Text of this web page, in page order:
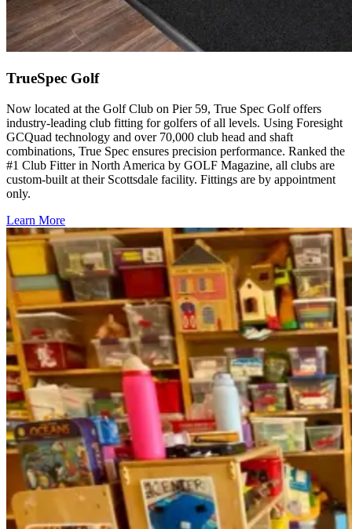
TrueSpec Golf​​​​‌ ‍ ​‍​‍‌‍ ‌ ​‍‌‍‍‌‌‍‌ ‌‍‍‌‌‍ ‍​‍​‍​ ‍‍​‍​‍‌ ​ ‌‍​‌‌‍ ‍‌‍‍‌‌ ‌​‌ ‍‌​‍ ‍‌‍‍‌‌‍ ​‍​‍​‍ ​​‍​‍‌‍‍​‌ ​‍‌‍‌‌‌‍‌‍​‍​‍​ ‍‍​‍​‍‌‍‍​‌ ‌​‌ ‌​‌ ​​‌ ​ ​ ‍‍​‍ ​‍ ‌‍​ ‌‍‍​‌‍‌‌‌‍ ​‌ ​ ‌‍‌‌‌‍​‌‌ ​​‌‍‍‌‌‍‌‌‌ ​‍‌ ​ ​‍ ‍‌ ​ ‌‍​‌‌‍ ‍‌‍‍‌‌ ‌​‌ ‍‌​‍ ‍‌ ​ ‌ ‌​‌ ‌‌‌‍‌​‌‍‍‌‌‍ ​‍ ‌‍‍‌‌‍ ‍‌ ‌​‌‍‌‌‌‍ ‍‌ ‌​​‍ ‌‍‌‌‌‍‌​‌‍‍‌‌ ‌​​‍ ‌‍ ‌‌‍ ‌‍‌​‌‍‌‌​ ‌‌ ​​‌ ​‍‌‍‌‌‌ ​ ‌‍‌‌‌‍ ‍‌ ‌​‌‍​‌‌ ‌​‌‍‍‌‌‍ ‌‍ ‍​ ‍ ‌‍‍‌‌‍‌​​ ‌​ ​‍​ ‌‌‌‍​ ‌‍‌‌​ ‌​‌‍​‍‌‍​‍‌‍​‌​‍ ‌​ ‌​​ ​​‌‍​‍​ ‌‍​‍ ‌​ ‌​‌‍‌‍‌‍​‌​ ‍​​‍ ‌‌‍​‌‌‍​‌‌‍‌‌​ ‍‌​‍ ‌​ ‌​​ ‌‌​ ‌ ​ ‌‌​ ‍‌​ ‌‌​ ‍‌‌‍​ ‌‍​‍​ ‌ ‌‍‌​​ ​ ​ ‍ ‌ ‌​‌ ‍‌‌ ​​‌‍‌‌​ ‌‌ ​​‌‍​‌‌‍‌ ‌‍‌‌​ ‍ ‌ ​​‌‍​‌‌ ‌​‌‍‍​​ ‌‌ ​​‌‍​‌‌‍‌ ‌‍‌‌‌​​‍‌ ‌‌‌‍‍‌‌‍ ​‌‍‌​‌‍‌‌‌ ​‍​‍‌‌​ ‌‌‌​​‍‌‌ ‌‍‍ ‌‍‌‌‌ ‍‌​‍‌‌​ ​ ‌​‌​​‍‌‌​ ​ ‌​‌​​‍‌‌​ ​‍​ ​‍​ ‍​​ ​ ‌‍​‍‌‍​‌​ ‍​​ ​ ‌‍‌​​ ‌ ​ ‍​​ ‍​​ ‍​‌‍​‍​‍‌‌​ ​‍​ ​‍​‍‌‌​ ‌‌‌​‌​​‍ ‍‌‍​ ‌‍​‌‌ ​‍‌‍ ‌ ‌‌‌ ​ ‌‍‌‌‌‍ ​‌​‍‌‌ ‌​‌‍‌‌‌‍ ‌‌ ​ ​‍‌‌​ ‌‌‌​​‍‌‌ ‌‍‍ ‌‍‌‌‌ ‍‌​‍‌‌​ ​ ‌​‌​​‍‌‌​ ​ ‌​‌​​‍‌‌​ ​‍​ ​‍​ ‌‌​ ​‍​ ‍‌‌‍​‍‌‍‌‌​ ‌‍​ ​ ​ ​‍​ ​‍‌‍‌‌‌‍​‌‌‍‌​‌‍‌‍‌‍‌‍​ ‌‍​ ‌ ‌‍‌​​ ‌‌‌‍​ ​ ‌​​ ​‌​ ​‌‌‍‌‍​ ​ ​ ‌​​ ​ ‌‍‌‌​ ‍​​ ​‍​ ​‌​ ‍‌‌‍‌‌​‍‌‌​ ​‍​ ​‍​‍‌‌​ ‌‌‌​‌​​‍ ‍‌‍​ ‌‍​‌‌ ​‍‌‍‌​‌‌‌​‌‍‍‌‌ ‌​‌‍ ​‌‍‌‌​ ‌‍​‍‌‍​‌‌ ​ ‌‍‌‌‌‌‌‌‌ ​‍‌‍ ​​ ‌‌‍‍​‌ ‌​‌ ‌​‌ ​​‌ ​ ​‍‌‌​ ​ ‌​​‌​‍‌‌​ ​‍‌​‌‍​‍‌‌​ ​‍‌​‌‍‌‍​ ‌‍‍​‌‍‌‌‌‍ ​‌ ​ ‌‍‌‌‌‍​‌‌ ​​‌‍‍‌‌‍‌‌‌ ​‍‌ ​ ​‍ ‍‌ ​ ‌‍​‌‌‍ ‍‌‍‍‌‌ ‌​‌ ‍‌​‍ ‍‌ ​ ‌ ‌​‌ ‌‌‌‍‌​‌‍‍‌‌‍ ​‍‌‍‌‍‍‌‌‍‌​​ ‌​ ​‍​ ‌‌‌‍​ ‌‍‌‌​ ‌​‌‍​‍‌‍​‍‌‍​‌​‍ ‌​ ‌​​ ​​‌‍​‍​ ‌‍​‍ ‌​ ‌​‌‍‌‍‌‍​‌​ ‍​​‍ ‌‌‍​‌‌‍​‌‌‍‌‌​ ‍‌​‍ ‌​ ‌​​ ‌‌​ ‌ ​ ‌‌​ ‍‌​ ‌‌​ ‍‌‌‍​ ‌‍​‍​ ‌ ‌‍‌​​ ​ ​‍‌‍‌ ‌​‌ ‍‌‌ ​​‌‍‌‌​ ‌‌ ​​‌‍​‌‌‍‌ ‌‍‌‌​‍‌‍‌ ​​‌‍​‌‌ ‌​‌‍‍​​ ‌‌ ​​‌‍​‌‌‍‌ ‌‍‌‌‌​​‍‌ ‌‌‌‍‍‌‌‍ ​‌‍‌​‌‍‌‌‌ ​‍​‍‌‌​ ‌‌‌​​‍‌‌ ‌‍‍ ‌‍‌‌‌ ‍‌​‍‌‌​ ​ ‌​‌​​‍‌‌​ ​ ‌​‌​​‍‌‌​ ​‍​ ​‍​ ‍​​ ​ ‌‍​‍‌‍​‌​ ‍​​ ​ ‌‍‌​​ ‌ ​ ‍​​ ‍​​ ‍​‌‍​‍​‍‌‌​ ​‍​ ​‍​‍‌‌​ ‌‌‌​‌​​‍ ‍‌‍​ ‌‍​‌‌ ​‍‌‍ ‌ ‌‌‌ ​ ‌‍‌‌‌‍ ​‌​‍‌‌ ‌​‌‍‌‌‌‍ ‌‌ ​ ​‍‌‌​ ‌‌‌​​‍‌‌ ‌‍‍ ‌‍‌‌‌ ‍‌​‍‌‌​ ​ ‌​‌​​‍‌‌​ ​ ‌​‌​​‍‌‌​ ​‍​ ​‍​ ‌‌​ ​‍​ ‍‌‌‍​‍‌‍‌‌​ ‌‍​ ​ ​ ​‍​ ​‍‌‍‌‌‌‍​‌‌‍‌​‌‍‌‍‌‍‌‍​ ‌‍​ ‌ ‌‍‌​​ ‌‌‌‍​ ​ ‌​​ ​‌​ ​‌‌‍‌‍​ ​ ​ ‌​​ ​ ‌‍‌‌​ ‍​​ ​‍​ ​‌​ ‍‌‌‍‌‌​‍‌‌​ ​‍​ ​‍​‍‌‌​ ‌‌‌​‌​​‍ ‍‌‍​ ‌‍​‌‌ ​‍‌‍‌​‌‌‌​‌‍‍‌‌ ‌​‌‍ ​‌‍‌‌​‍‌‍‌ ​​‌‍‌‌‌ ​‍‌ ​ ‌ ​​‌‍‌‌‌‍​ ‌ ‌​‌‍‍‌‌ ‌‍‌‍‌‌​ ‌‌ ​​‌ ‌‌‌‍​‍‌‍ ​‌‍‍‌‌ ​ ‌‍‍​‌‍‌‌‌‍‌​​‍​‍‌ ‌
Now located at the Golf Club on Pier 59, True Spec Golf offers
industry-leading club fitting for golfers of all levels. Using Foresight
GCQuad technology and over 70,000 club head and shaft
combinations, True Spec ensures precision performance. Ranked the
#1 Club Fitter in North America by GOLF Magazine, all clubs are
custom-built at their Scottsdale facility. Fittings are by appointment
only.​​​​‌ ‍ ​‍​‍‌‍ ‌ ​‍‌‍‍‌‌‍‌ ‌‍‍‌‌‍ ‍​‍​‍​ ‍‍​‍​‍‌ ​ ‌‍​‌‌‍ ‍‌‍‍‌‌ ‌​‌ ‍‌​‍ ‍‌‍‍‌‌‍ ​‍​‍​‍ ​​‍​‍‌‍‍​‌ ​‍‌‍‌‌‌‍‌‍​‍​‍​ ‍‍​‍​‍‌‍‍​‌ ‌​‌ ‌​‌ ​​‌ ​ ​ ‍‍​‍ ​‍ ‌‍​ ‌‍‍​‌‍‌‌‌‍ ​‌ ​ ‌‍‌‌‌‍​‌‌ ​​‌‍‍‌‌‍‌‌‌ ​‍‌ ​ ​‍ ‍‌ ​ ‌‍​‌‌‍ ‍‌‍‍‌‌ ‌​‌ ‍‌​‍ ‍‌ ​ ‌ ‌​‌ ‌‌‌‍‌​‌‍‍‌‌‍ ​‍ ‌‍‍‌‌‍ ‍‌ ‌​‌‍‌‌‌‍ ‍‌ ‌​​‍ ‌‍‌‌‌‍‌​‌‍‍‌‌ ‌​​‍ ‌‍ ‌‌‍ ‌‍‌​‌‍‌‌​ ‌‌ ​​‌ ​‍‌‍‌‌‌ ​ ‌‍‌‌‌‍ ‍‌ ‌​‌‍​‌‌ ‌​‌‍‍‌‌‍ ‌‍ ‍​ ‍ ‌‍‍‌‌‍‌​​ ‌​ ​‍​ ‌‌‌‍​ ‌‍‌‌​ ‌​‌‍​‍‌‍​‍‌‍​‌​‍ ‌​ ‌​​ ​​‌‍​‍​ ‌‍​‍ ‌​ ‌​‌‍‌‍‌‍​‌​ ‍​​‍ ‌‌‍​‌‌‍​‌‌‍‌‌​ ‍‌​‍ ‌​ ‌​​ ‌‌​ ‌ ​ ‌‌​ ‍‌​ ‌‌​ ‍‌‌‍​ ‌‍​‍​ ‌ ‌‍‌​​ ​ ​ ‍ ‌ ‌​‌ ‍‌‌ ​​‌‍‌‌​ ‌‌ ​​‌‍​‌‌‍‌ ‌‍‌‌​ ‍ ‌ ​​‌‍​‌‌ ‌​‌‍‍​​ ‌‌ ​​‌‍​‌‌‍‌ ‌‍‌‌‌​​‍‌ ‌‌‌‍‍‌‌‍ ​‌‍‌​‌‍‌‌‌ ​‍​‍‌‌​ ‌‌‌​​‍‌‌ ‌‍‍ ‌‍‌‌‌ ‍‌​‍‌‌​ ​ ‌​‌​​‍‌‌​ ​ ‌​‌​​‍‌‌​ ​‍​ ​‍​ ‍​​ ​ ‌‍​‍‌‍​‌​ ‍​​ ​ ‌‍‌​​ ‌ ​ ‍​​ ‍​​ ‍​‌‍​‍​‍‌‌​ ​‍​ ​‍​‍‌‌​ ‌‌‌​‌​​‍ ‍‌‍​ ‌‍​‌‌ ​‍‌‍ ‌ ‌‌‌ ​ ‌‍‌‌‌‍ ​‌​‍‌‌ ‌​‌‍‌‌‌‍ ‌‌ ​ ​‍‌‌​ ‌‌‌​​‍‌‌ ‌‍‍ ‌‍‌‌‌ ‍‌​‍‌‌​ ​ ‌​‌​​‍‌‌​ ​ ‌​‌​​‍‌‌​ ​‍​ ​‍​ ‌‌​ ​‍​ ‍‌‌‍​‍‌‍‌‌​ ‌‍​ ​ ​ ​‍​ ​‍‌‍‌‌‌‍​‌‌‍‌​‌‍‌‍‌‍‌‍​ ‌‍​ ‌ ‌‍‌​​ ‌‌‌‍​ ​ ‌​​ ​‌​ ​‌‌‍‌‍​ ​ ​ ‌​​ ​ ‌‍‌‌​ ‍​​ ​‍​ ​‌​ ‍‌‌‍‌‌​‍‌‌​ ​‍​ ​‍​‍‌‌​ ‌‌‌​‌​​‍ ‍‌‍​ ‌‍​‌‌ ​‍‌‍‌​‌​‌​‌‍‌‌‌ ​ ‌‍​ ‌ ​‍‌‍‍‌‌ ​​‌ ‌​‌‍‍‌‌‍ ‌‍ ‍​ ‌‍​‍‌‍​‌‌ ​ ‌‍‌‌‌‌‌‌‌ ​‍‌‍ ​​ ‌‌‍‍​‌ ‌​‌ ‌​‌ ​​‌ ​ ​‍‌‌​ ​ ‌​​‌​‍‌‌​ ​‍‌​‌‍​‍‌‌​ ​‍‌​‌‍‌‍​ ‌‍‍​‌‍‌‌‌‍ ​‌ ​ ‌‍‌‌‌‍​‌‌ ​​‌‍‍‌‌‍‌‌‌ ​‍‌ ​ ​‍ ‍‌ ​ ‌‍​‌‌‍ ‍‌‍‍‌‌ ‌​‌ ‍‌​‍ ‍‌ ​ ‌ ‌​‌ ‌‌‌‍‌​‌‍‍‌‌‍ ​‍‌‍‌‍‍‌‌‍‌​​ ‌​ ​‍​ ‌‌‌‍​ ‌‍‌‌​ ‌​‌‍​‍‌‍​‍‌‍​‌​‍ ‌​ ‌​​ ​​‌‍​‍​ ‌‍​‍ ‌​ ‌​‌‍‌‍‌‍​‌​ ‍​​‍ ‌‌‍​‌‌‍​‌‌‍‌‌​ ‍‌​‍ ‌​ ‌​​ ‌‌​ ‌ ​ ‌‌​ ‍‌​ ‌‌​ ‍‌‌‍​ ‌‍​‍​ ‌ ‌‍‌​​ ​ ​‍‌‍‌ ‌​‌ ‍‌‌ ​​‌‍‌‌​ ‌‌ ​​‌‍​‌‌‍‌ ‌‍‌‌​‍‌‍‌ ​​‌‍​‌‌ ‌​‌‍‍​​ ‌‌ ​​‌‍​‌‌‍‌ ‌‍‌‌‌​​‍‌ ‌‌‌‍‍‌‌‍ ​‌‍‌​‌‍‌‌‌ ​‍​‍‌‌​ ‌‌‌​​‍‌‌ ‌‍‍ ‌‍‌‌‌ ‍‌​‍‌‌​ ​ ‌​‌​​‍‌‌​ ​ ‌​‌​​‍‌‌​ ​‍​ ​‍​ ‍​​ ​ ‌‍​‍‌‍​‌​ ‍​​ ​ ‌‍‌​​ ‌ ​ ‍​​ ‍​​ ‍​‌‍​‍​‍‌‌​ ​‍​ ​‍​‍‌‌​ ‌‌‌​‌​​‍ ‍‌‍​ ‌‍​‌‌ ​‍‌‍ ‌ ‌‌‌ ​ ‌‍‌‌‌‍ ​‌​‍‌‌ ‌​‌‍‌‌‌‍ ‌‌ ​ ​‍‌‌​ ‌‌‌​​‍‌‌ ‌‍‍ ‌‍‌‌‌ ‍‌​‍‌‌​ ​ ‌​‌​​‍‌‌​ ​ ‌​‌​​‍‌‌​ ​‍​ ​‍​ ‌‌​ ​‍​ ‍‌‌‍​‍‌‍‌‌​ ‌‍​ ​ ​ ​‍​ ​‍‌‍‌‌‌‍​‌‌‍‌​‌‍‌‍‌‍‌‍​ ‌‍​ ‌ ‌‍‌​​ ‌‌‌‍​ ​ ‌​​ ​‌​ ​‌‌‍‌‍​ ​ ​ ‌​​ ​ ‌‍‌‌​ ‍​​ ​‍​ ​‌​ ‍‌‌‍‌‌​‍‌‌​ ​‍​ ​‍​‍‌‌​ ‌‌‌​‌​​‍ ‍‌‍​ ‌‍​‌‌ ​‍‌‍‌​‌​‌​‌‍‌‌‌ ​ ‌‍​ ‌ ​‍‌‍‍‌‌ ​​‌ ‌​‌‍‍‌‌‍ ‌‍ ‍​‍‌‍‌ ​​‌‍‌‌‌ ​‍‌ ​ ‌ ​​‌‍‌‌‌‍​ ‌ ‌​‌‍‍‌‌ ‌‍‌‍‌‌​ ‌‌ ​​‌ ‌‌‌‍​‍‌‍ ​‌‍‍‌‌ ​ ‌‍‍​‌‍‌‌‌‍‌​​‍​‍‌ ‌
Learn More​​​​‌ ‍ ​‍​‍‌‍ ‌ ​‍‌‍‍‌‌‍‌ ‌‍‍‌‌‍ ‍​‍​‍​ ‍‍​‍​‍‌ ​ ‌‍​‌‌‍ ‍‌‍‍‌‌ ‌​‌ ‍‌​‍ ‍‌‍‍‌‌‍ ​‍​‍​‍ ​​‍​‍‌‍‍​‌ ​‍‌‍‌‌‌‍‌‍​‍​‍​ ‍‍​‍​‍‌‍‍​‌ ‌​‌ ‌​‌ ​​‌ ​ ​ ‍‍​‍ ​‍ ‌‍​ ‌‍‍​‌‍‌‌‌‍ ​‌ ​ ‌‍‌‌‌‍​‌‌ ​​‌‍‍‌‌‍‌‌‌ ​‍‌ ​ ​‍ ‍‌ ​ ‌‍​‌‌‍ ‍‌‍‍‌‌ ‌​‌ ‍‌​‍ ‍‌ ​ ‌ ‌​‌ ‌‌‌‍‌​‌‍‍‌‌‍ ​‍ ‌‍‍‌‌‍ ‍‌ ‌​‌‍‌‌‌‍ ‍‌ ‌​​‍ ‌‍‌‌‌‍‌​‌‍‍‌‌ ‌​​‍ ‌‍ ‌‌‍ ‌‍‌​‌‍‌‌​ ‌‌ ​​‌ ​‍‌‍‌‌‌ ​ ‌‍‌‌‌‍ ‍‌ ‌​‌‍​‌‌ ‌​‌‍‍‌‌‍ ‌‍ ‍​ ‍ ‌‍‍‌‌‍‌​​ ‌​ ​‍​ ‌‌‌‍​ ‌‍‌‌​ ‌​‌‍​‍‌‍​‍‌‍​‌​‍ ‌​ ‌​​ ​​‌‍​‍​ ‌‍​‍ ‌​ ‌​‌‍‌‍‌‍​‌​ ‍​​‍ ‌‌‍​‌‌‍​‌‌‍‌‌​ ‍‌​‍ ‌​ ‌​​ ‌‌​ ‌ ​ ‌‌​ ‍‌​ ‌‌​ ‍‌‌‍​ ‌‍​‍​ ‌ ‌‍‌​​ ​ ​ ‍ ‌ ‌​‌ ‍‌‌ ​​‌‍‌‌​ ‌‌ ​​‌‍​‌‌‍‌ ‌‍‌‌​ ‍ ‌ ​​‌‍​‌‌ ‌​‌‍‍​​ ‌‌ ​​‌‍​‌‌‍‌ ‌‍‌‌‌​​‍‌ ‌‌‌‍‍‌‌‍ ​‌‍‌​‌‍‌‌‌ ​‍​‍‌‌​ ‌‌‌​​‍‌‌ ‌‍‍ ‌‍‌‌‌ ‍‌​‍‌‌​ ​ ‌​‌​​‍‌‌​ ​ ‌​‌​​‍‌‌​ ​‍​ ​‍​ ‍​​ ​ ‌‍​‍‌‍​‌​ ‍​​ ​ ‌‍‌​​ ‌ ​ ‍​​ ‍​​ ‍​‌‍​‍​‍‌‌​ ​‍​ ​‍​‍‌‌​ ‌‌‌​‌​​‍ ‍‌‍​ ‌‍​‌‌ ​‍‌‍ ‌ ‌‌‌ ​ ‌‍‌‌‌‍ ​‌​‍‌‌ ‌​‌‍‌‌‌‍ ‌‌ ​ ​‍‌‌​ ‌‌‌​​‍‌‌ ‌‍‍ ‌‍‌‌‌ ‍‌​‍‌‌​ ​ ‌​‌​​‍‌‌​ ​ ‌​‌​​‍‌‌​ ​‍​ ​‍​ ‌‌​ ​‍​ ‍‌‌‍​‍‌‍‌‌​ ‌‍​ ​ ​ ​‍​ ​‍‌‍‌‌‌‍​‌‌‍‌​‌‍‌‍‌‍‌‍​ ‌‍​ ‌ ‌‍‌​​ ‌‌‌‍​ ​ ‌​​ ​‌​ ​‌‌‍‌‍​ ​ ​ ‌​​ ​ ‌‍‌‌​ ‍​​ ​‍​ ​‌​ ‍‌‌‍‌‌​‍‌‌​ ​‍​ ​‍​‍‌‌​ ‌‌‌​‌​​‍ ‍‌‍​‍‌ ‌‌‌ ‌​‌ ‌​‌‍ ‌‍ ‍‌ ​ ​‍‌‌​ ‌‌‌​​‍‌‌ ‌‍‍ ‌‍‌‌‌ ‍‌​‍‌‌​ ​ ‌​‌​​‍‌‌​ ​ ‌​‌​​‍‌‌​ ​‍​ ​‍‌‍​‍‌‍‌‍​ ‍​‌‍​ ​ ​ ​ ‌​‌‍​‌​ ​ ‌‍​‍​ ​‌​ ‌ ​ ‌‍​‍‌‌​ ​‍​ ​‍​‍‌‌​ ‌‌‌​‌​​‍ ‍‌ ‌​‌‍‌‌‌ ‍​‌ ‌​​ ‌‍​‍‌‍​‌‌ ​ ‌‍‌‌‌‌‌‌‌ ​‍‌‍ ​​ ‌‌‍‍​‌ ‌​‌ ‌​‌ ​​‌ ​ ​‍‌‌​ ​ ‌​​‌​‍‌‌​ ​‍‌​‌‍​‍‌‌​ ​‍‌​‌‍‌‍​ ‌‍‍​‌‍‌‌‌‍ ​‌ ​ ‌‍‌‌‌‍​‌‌ ​​‌‍‍‌‌‍‌‌‌ ​‍‌ ​ ​‍ ‍‌ ​ ‌‍​‌‌‍ ‍‌‍‍‌‌ ‌​‌ ‍‌​‍ ‍‌ ​ ‌ ‌​‌ ‌‌‌‍‌​‌‍‍‌‌‍ ​‍‌‍‌‍‍‌‌‍‌​​ ‌​ ​‍​ ‌‌‌‍​ ‌‍‌‌​ ‌​‌‍​‍‌‍​‍‌‍​‌​‍ ‌​ ‌​​ ​​‌‍​‍​ ‌‍​‍ ‌​ ‌​‌‍‌‍‌‍​‌​ ‍​​‍ ‌‌‍​‌‌‍​‌‌‍‌‌​ ‍‌​‍ ‌​ ‌​​ ‌‌​ ‌ ​ ‌‌​ ‍‌​ ‌‌​ ‍‌‌‍​ ‌‍​‍​ ‌ ‌‍‌​​ ​ ​‍‌‍‌ ‌​‌ ‍‌‌ ​​‌‍‌‌​ ‌‌ ​​‌‍​‌‌‍‌ ‌‍‌‌​‍‌‍‌ ​​‌‍​‌‌ ‌​‌‍‍​​ ‌‌ ​​‌‍​‌‌‍‌ ‌‍‌‌‌​​‍‌ ‌‌‌‍‍‌‌‍ ​‌‍‌​‌‍‌‌‌ ​‍​‍‌‌​ ‌‌‌​​‍‌‌ ‌‍‍ ‌‍‌‌‌ ‍‌​‍‌‌​ ​ ‌​‌​​‍‌‌​ ​ ‌​‌​​‍‌‌​ ​‍​ ​‍​ ‍​​ ​ ‌‍​‍‌‍​‌​ ‍​​ ​ ‌‍‌​​ ‌ ​ ‍​​ ‍​​ ‍​‌‍​‍​‍‌‌​ ​‍​ ​‍​‍‌‌​ ‌‌‌​‌​​‍ ‍‌‍​ ‌‍​‌‌ ​‍‌‍ ‌ ‌‌‌ ​ ‌‍‌‌‌‍ ​‌​‍‌‌ ‌​‌‍‌‌‌‍ ‌‌ ​ ​‍‌‌​ ‌‌‌​​‍‌‌ ‌‍‍ ‌‍‌‌‌ ‍‌​‍‌‌​ ​ ‌​‌​​‍‌‌​ ​ ‌​‌​​‍‌‌​ ​‍​ ​‍​ ‌‌​ ​‍​ ‍‌‌‍​‍‌‍‌‌​ ‌‍​ ​ ​ ​‍​ ​‍‌‍‌‌‌‍​‌‌‍‌​‌‍‌‍‌‍‌‍​ ‌‍​ ‌ ‌‍‌​​ ‌‌‌‍​ ​ ‌​​ ​‌​ ​‌‌‍‌‍​ ​ ​ ‌​​ ​ ‌‍‌‌​ ‍​​ ​‍​ ​‌​ ‍‌‌‍‌‌​‍‌‌​ ​‍​ ​‍​‍‌‌​ ‌‌‌​‌​​‍ ‍‌‍​‍‌ ‌‌‌ ‌​‌ ‌​‌‍ ‌‍ ‍‌ ​ ​‍‌‌​ ‌‌‌​​‍‌‌ ‌‍‍ ‌‍‌‌‌ ‍‌​‍‌‌​ ​ ‌​‌​​‍‌‌​ ​ ‌​‌​​‍‌‌​ ​‍​ ​‍‌‍​‍‌‍‌‍​ ‍​‌‍​ ​ ​ ​ ‌​‌‍​‌​ ​ ‌‍​‍​ ​‌​ ‌ ​ ‌‍​‍‌‌​ ​‍​ ​‍​‍‌‌​ ‌‌‌​‌​​‍ ‍‌ ‌​‌‍‌‌‌ ‍​‌ ‌​​‍‌‍‌ ​​‌‍‌‌‌ ​‍‌ ​ ‌ ​​‌‍‌‌‌‍​ ‌ ‌​‌‍‍‌‌ ‌‍‌‍‌‌​ ‌‌ ​​‌ ‌‌‌‍​‍‌‍ ​‌‍‍‌‌ ​ ‌‍‍​‌‍‌‌‌‍‌​​‍​‍‌ ‌